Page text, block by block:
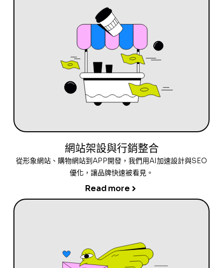
網站架設與行銷整合
從形象網站、購物網站到APP開發，我們用AI加速設計與SEO
優化，讓品牌快速被看見。
Read more